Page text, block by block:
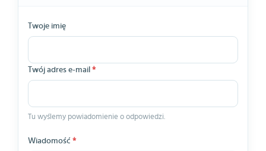
Twoje imię
Twój adres e-mail *
Tu wyślemy powiadomienie o odpowiedzi.
Wiadomość *